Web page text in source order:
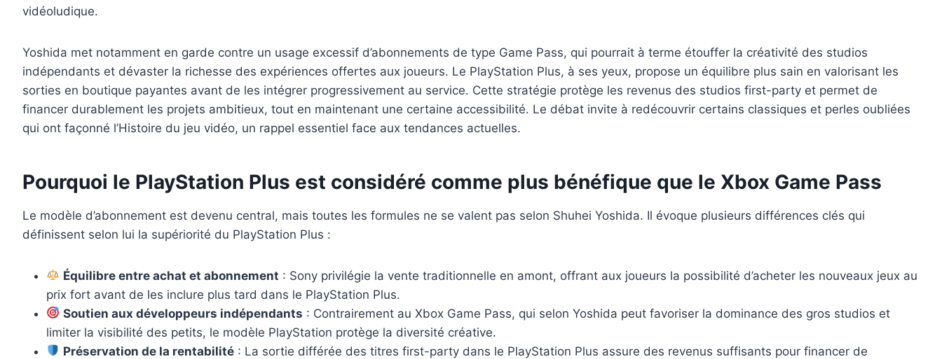
vidéoludique.
Yoshida met notamment en garde contre un usage excessif d’abonnements de type Game Pass, qui pourrait à terme étouffer la créativité des studios
indépendants et dévaster la richesse des expériences offertes aux joueurs. Le PlayStation Plus, à ses yeux, propose un équilibre plus sain en valorisant les
sorties en boutique payantes avant de les intégrer progressivement au service. Cette stratégie protège les revenus des studios first-party et permet de
financer durablement les projets ambitieux, tout en maintenant une certaine accessibilité. Le débat invite à redécouvrir certains classiques et perles oubliées
qui ont façonné l’Histoire du jeu vidéo, un rappel essentiel face aux tendances actuelles.
Pourquoi le PlayStation Plus est considéré comme plus bénéfique que le Xbox Game Pass
Le modèle d’abonnement est devenu central, mais toutes les formules ne se valent pas selon Shuhei Yoshida. Il évoque plusieurs différences clés qui
définissent selon lui la supériorité du PlayStation Plus :
Équilibre entre achat et abonnement : Sony privilégie la vente traditionnelle en amont, offrant aux joueurs la possibilité d’acheter les nouveaux jeux au
prix fort avant de les inclure plus tard dans le PlayStation Plus.
Soutien aux développeurs indépendants : Contrairement au Xbox Game Pass, qui selon Yoshida peut favoriser la dominance des gros studios et
limiter la visibilité des petits, le modèle PlayStation protège la diversité créative.
Préservation de la rentabilité : La sortie différée des titres first-party dans le PlayStation Plus assure des revenus suffisants pour financer de